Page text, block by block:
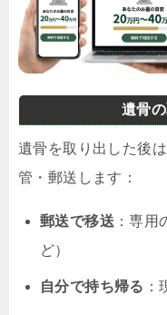
遺骨
遺骨を取り出した後
管・郵送します：
郵送で移送 ：専
ど）
自分で持ち帰る